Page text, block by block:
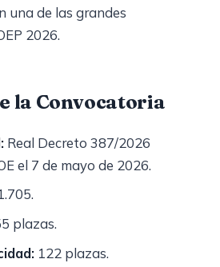
una de las grandes
2026.
la Convocatoria
Real Decreto 387/2026
el 7 de mayo de 2026.
plazas.
122 plazas.